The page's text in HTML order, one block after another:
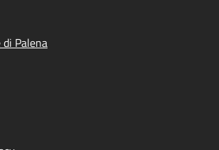
di Palena